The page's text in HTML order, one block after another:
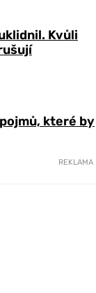
Kvůli
které by
REKLAMA